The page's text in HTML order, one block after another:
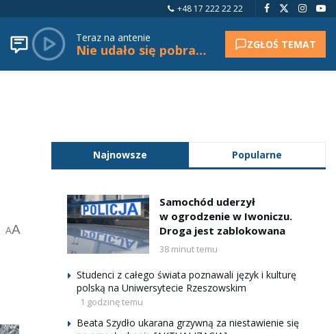
+48 17 222 22 22
Teraz na antenie
Nie udało się pobrać tytułu. ZGŁOŚ TEMAT
AA
Najnowsze Popularne
Samochód uderzył
w ogrodzenie w Iwoniczu.
Droga jest zablokowana
38 minut temu
Studenci z całego świata poznawali język i kulturę
polską na Uniwersytecie Rzeszowskim
1 godzinę temu
Beata Szydło ukarana grzywną za niestawienie się